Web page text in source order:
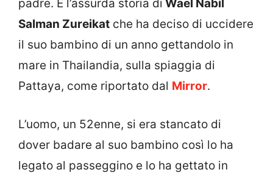
padre. È l’assurda storia di Wael Nabil
Salman Zureikat che ha deciso di uccidere
il suo bambino di un anno gettandolo in
mare in Thailandia, sulla spiaggia di
Pattaya, come riportato dal Mirror.
L’uomo, un 52enne, si era stancato di
dover badare al suo bambino così lo ha
legato al passeggino e lo ha gettato in